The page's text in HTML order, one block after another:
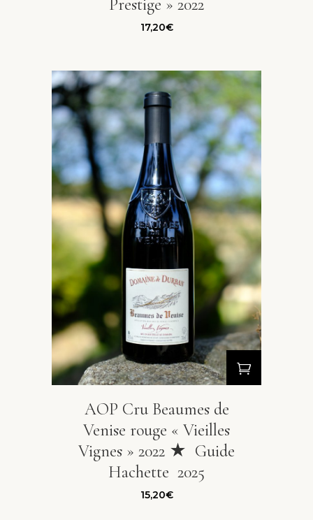
Prestige » 2022
17,20€
AOP Cru Beaumes de
Venise rouge « Vieilles
Vignes » 2022 ★ Guide
Hachette 2025
15,20€